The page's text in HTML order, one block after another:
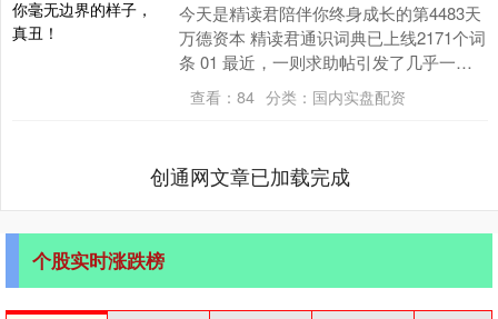
今天是精读君陪伴你终身成长的第4483天
万德资本 精读君通识词典已上线2171个词
条 01 最近，一则求助帖引发了几乎一边
倒的争议。 一位母亲在城里亲戚家当保
姆....
查看： 84 分类： 国内实盘配资
创通网文章已加载完成
个股实时涨跌榜